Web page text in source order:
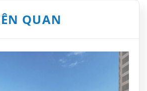
QUAN